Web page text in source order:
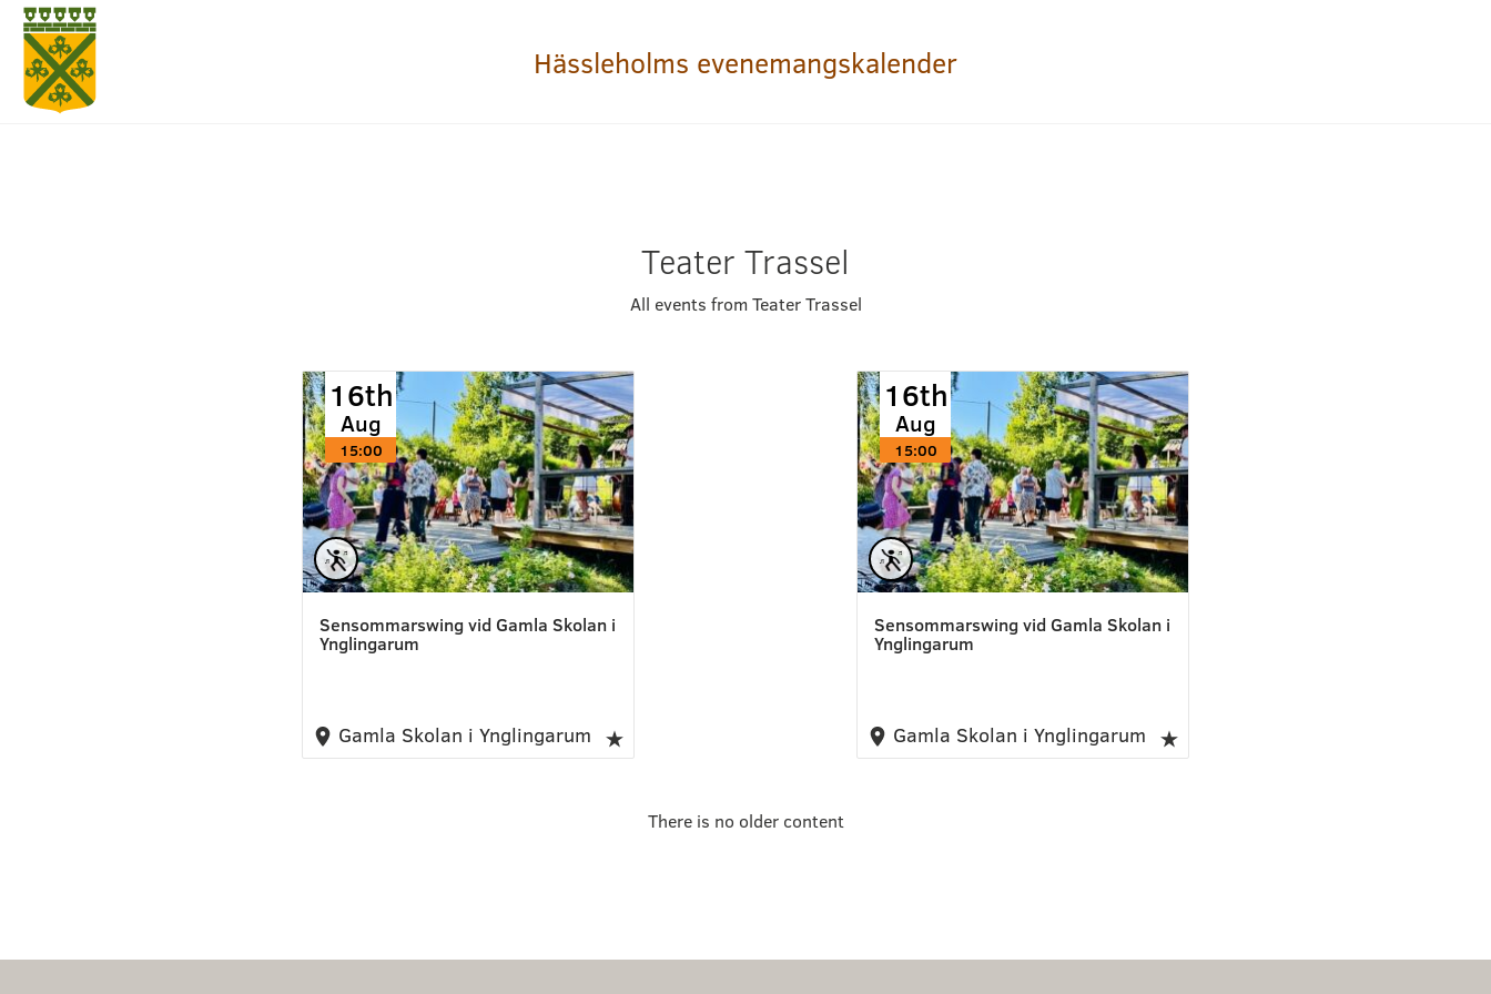
Hässleholms evenemangskalender
Teater Trassel
All events from Teater Trassel
Sensommarswing vid Gamla Skolan i
Ynglingarum
16th
Aug
15:00
Gamla Skolan i Ynglingarum
Sensommarswing vid Gamla Skolan i
Ynglingarum
16th
Aug
15:00
Gamla Skolan i Ynglingarum
There is no older content